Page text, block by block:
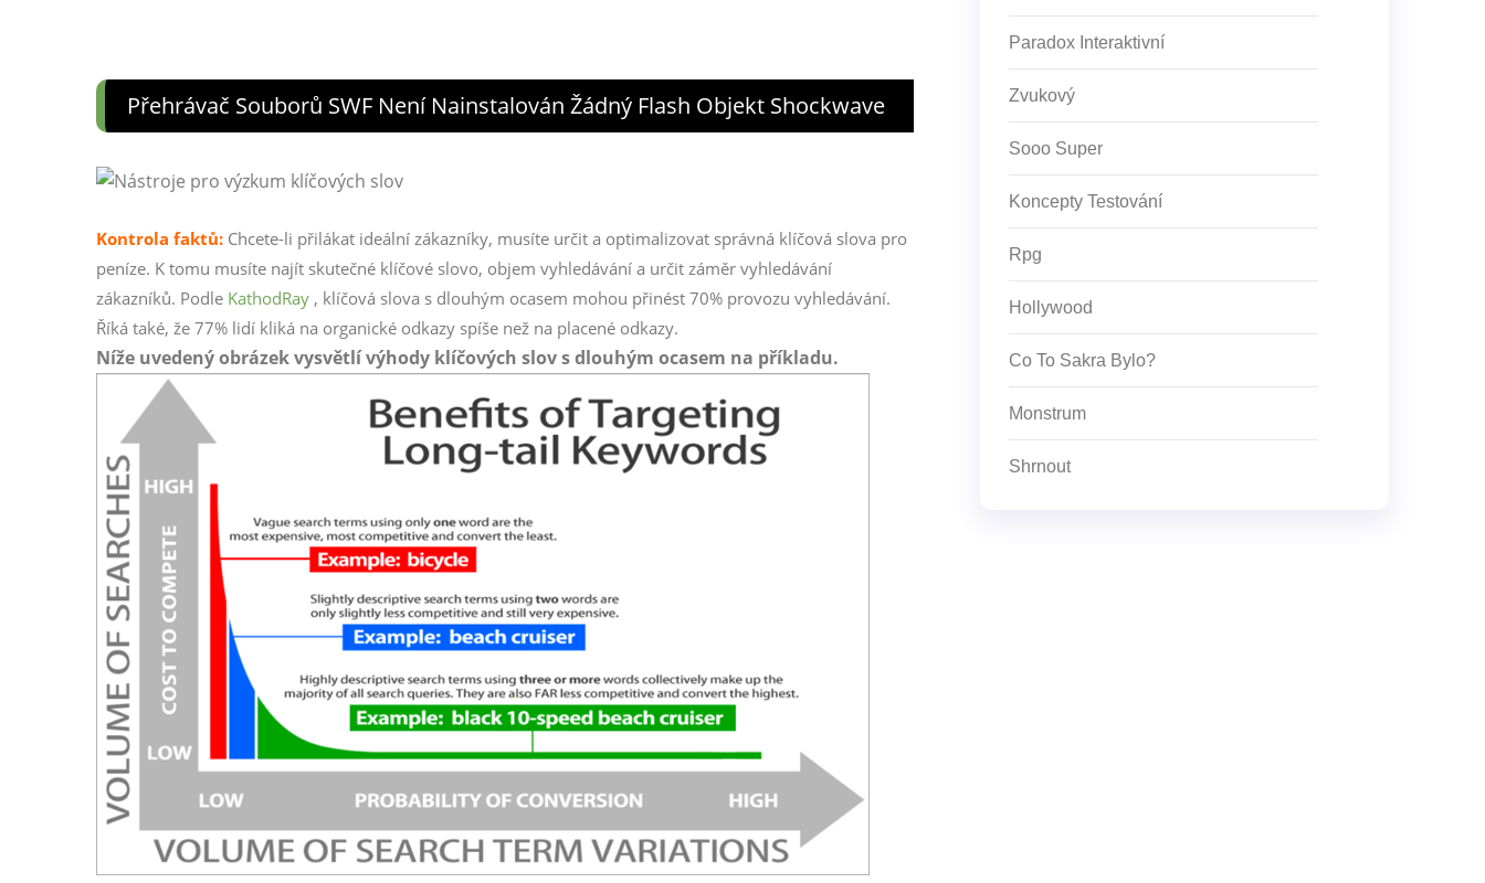
Přehrávač Souborů SWF Není Nainstalován Žádný Flash Objekt Shockwave
Kontrola faktů: Chcete-li přilákat ideální zákazníky, musíte určit a optimalizovat správná klíčová slova pro
peníze. K tomu musíte najít skutečné klíčové slovo, objem vyhledávání a určit záměr vyhledávání
zákazníků. Podle KathodRay , klíčová slova s ​​dlouhým ocasem mohou přinést 70% provozu vyhledávání.
Říká také, že 77% lidí kliká na organické odkazy spíše než na placené odkazy.
Níže uvedený obrázek vysvětlí výhody klíčových slov s dlouhým ocasem na příkladu.
Paradox Interaktivní
Zvukový
Sooo Super
Koncepty Testování
Rpg
Hollywood
Co To Sakra Bylo?
Monstrum
Shrnout